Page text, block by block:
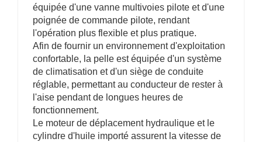
équipée d'une vanne multivoies pilote et d'une
poignée de commande pilote, rendant
l'opération plus flexible et plus pratique.
Afin de fournir un environnement d'exploitation
confortable, la pelle est équipée d'un système
de climatisation et d'un siège de conduite
réglable, permettant au conducteur de rester à
l'aise pendant de longues heures de
fonctionnement.
Le moteur de déplacement hydraulique et le
cylindre d'huile importé assurent la vitesse de